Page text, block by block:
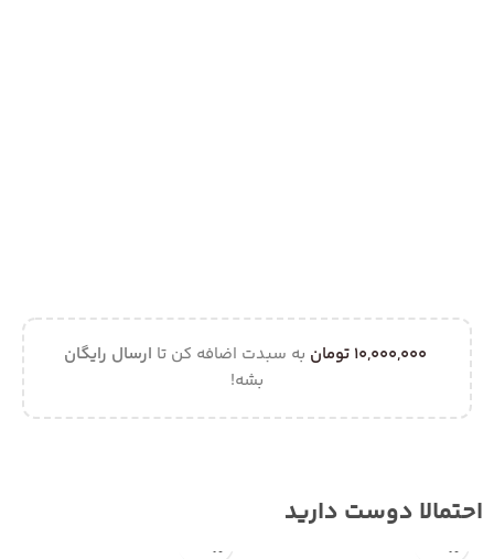
10,000,000 تومان به سبدت اضافه کن تا ارسال رایگان
بشه!
احتمالا دوست دارید